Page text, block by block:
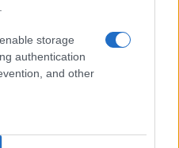
storage
authentication
and other